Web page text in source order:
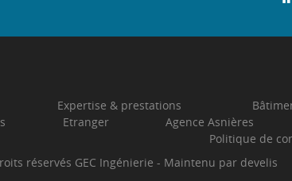
Expertise & prestations
Etranger Agence Asnières
Politique de
réservés GEC Ingénierie - Maintenu par develis